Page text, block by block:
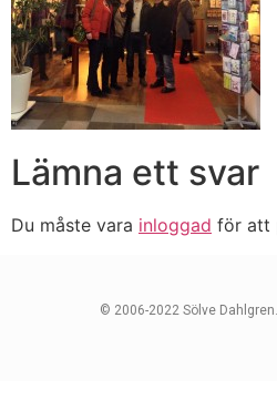
Lämna ett svar
Du måste vara inloggad för att
© 2006-2022 Sölve